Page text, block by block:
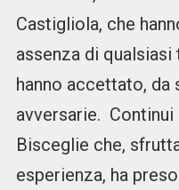
Castigliola, che
assenza di
hanno accettato, da
avversarie.
Bisceglie che,
esperienza, ha